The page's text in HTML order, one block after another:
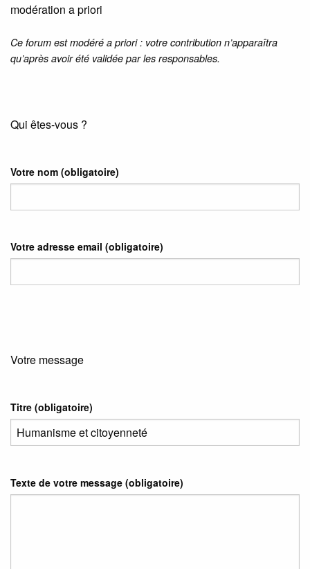
modération a priori
Ce forum est modéré a priori : votre contribution n’apparaîtra
qu’après avoir été validée par les responsables.
Qui êtes-vous ?
Votre nom (obligatoire)
Votre adresse email (obligatoire)
Votre message
Titre (obligatoire)
Texte de votre message (obligatoire)